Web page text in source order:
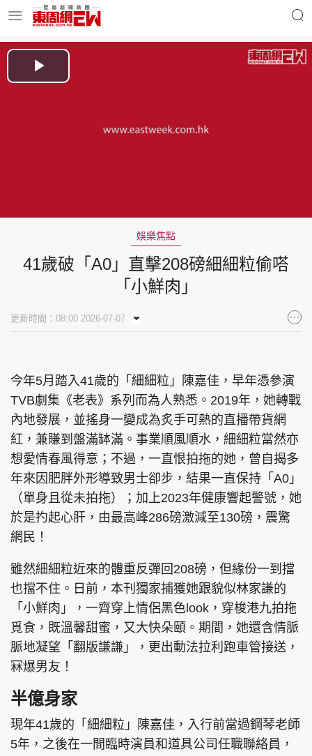
東周Ladies 優享生活
玄學靈異 東周專欄
東周刊 cazbuyer 東Touch
PCM 電腦廣場 星島頭條 星島日報
親子王 Oh!爸媽 JobMarket
頭條搵工
關於我們 使用條款
Play
娛樂焦點
41歲破「A0」直擊208磅細細粒偷嗒
「小鮮肉」
更新時間：08:00 2026-07-07
今年5月踏入41歲的「細細粒」陳嘉佳，早年憑參演
TVB劇集《老表》系列而為人熟悉。2019年，她轉戰
內地發展，並搖身一變成為炙手可熱的直播帶貨網
紅，兼賺到盤滿缽滿。事業順風順水，細細粒當然亦
想愛情春風得意；不過，一直恨拍拖的她，曾自揭多
年來因肥胖外形導致男士卻步，結果一直保持「A0」
（單身且從未拍拖）；加上2023年健康響起警號，她
於是扚起心肝，由最高峰286磅激減至130磅，震驚
網民！
雖然細細粒近來的體重反彈回208磅，但緣份一到擋
也擋不住。日前，本刊獨家捕獲她跟貌似林家謙的
「小鮮肉」，一齊穿上情侶黑色look，穿梭港九拍拖
覓食，既溫馨甜蜜，又大快朵頤。期間，她還含情脈
脈地凝望「翻版謙謙」，更出動法拉利跑車管接送，
冧爆男友！
半億身家
現年41歲的「細細粒」陳嘉佳，入行前當過鋼琴老師
5年，之後在一間臨時演員和道具公司任職聯絡員，